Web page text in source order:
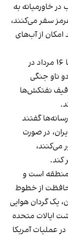
خاورمیانه به
سفر می‌کنند،
از آب‌های
از سوی دیگر، ناوگان پنجم نیروی دریایی آمریکا ۱۶ مرداد در
ناو جنگی
نفتکش‌ها
گفتند
در صورت
می‌کنند،
کند.
منطقه است و
محافظت از خطوط
یک گردان هوایی
گشت ایالات متحده
عملیات آمریکا